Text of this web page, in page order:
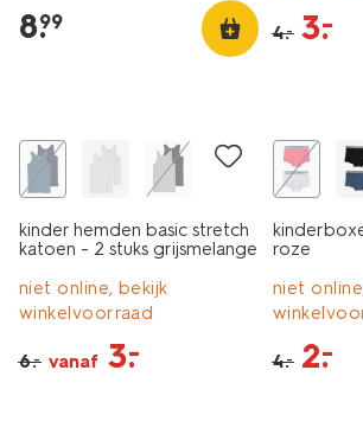
8.
99
4.– 3.
–
kinder hemden basic stretch
katoen - 2 stuks grijsmelange
niet online, bekijk
winkelvoorraad
6.– vanaf 3.
–
roze
niet
4.– 2.
–